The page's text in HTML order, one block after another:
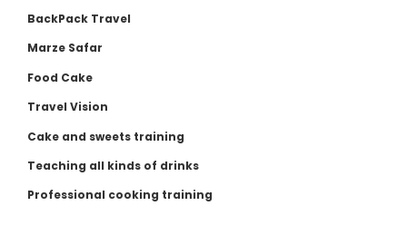
BackPack Travel
Marze Safar
Food Cake
Travel Vision
Cake and sweets training
Teaching all kinds of drinks
Professional cooking training